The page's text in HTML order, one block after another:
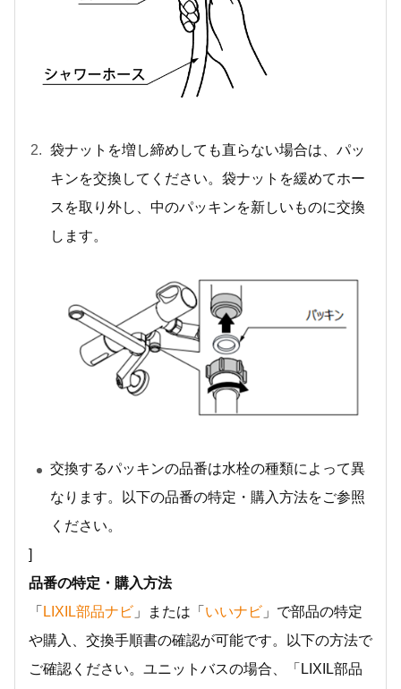
袋ナットを増し締めしても直らない場合は、パッ
キンを交換してください。袋ナットを緩めてホー
スを取り外し、中のパッキンを新しいものに交換
します。
交換するパッキンの品番は水栓の種類によって異
なります。以下の品番の特定・購入方法をご参照
ください。
]
品番の特定・購入方法
「 LIXIL部品ナビ 」または「 いいナビ 」で部品の特定
や購入、交換手順書の確認が可能です。以下の方法で
ご確認ください。ユニットバスの場合、「LIXIL部品